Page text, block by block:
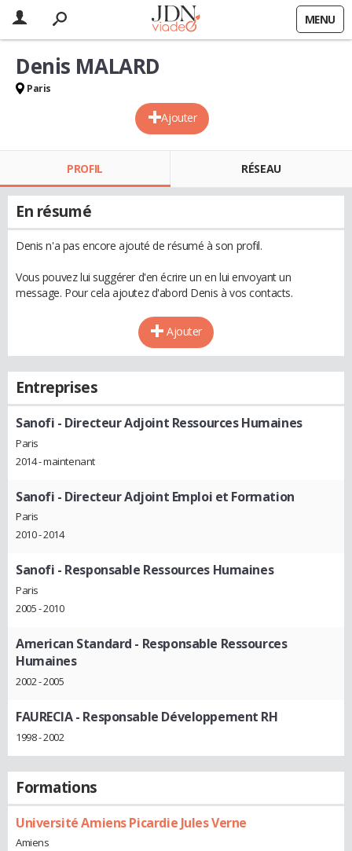
MENU
Ajouter
Denis MALARD
Paris
PROFIL RÉSEAU
En résumé
Denis n'a pas encore ajouté de résumé à son profil.
Vous pouvez lui suggérer d'en écrire un en lui envoyant un
message. Pour cela ajoutez d'abord Denis à vos contacts.
Ajouter
Entreprises
Sanofi - Directeur Adjoint Ressources Humaines
Paris
2014 - maintenant
Sanofi - Directeur Adjoint Emploi et Formation
Paris
2010 - 2014
Sanofi - Responsable Ressources Humaines
Paris
2005 - 2010
American Standard - Responsable Ressources
Humaines
2002 - 2005
FAURECIA- Responsable Développement RH
1998 - 2002
Formations
Université Amiens Picardie Jules Verne
Amiens